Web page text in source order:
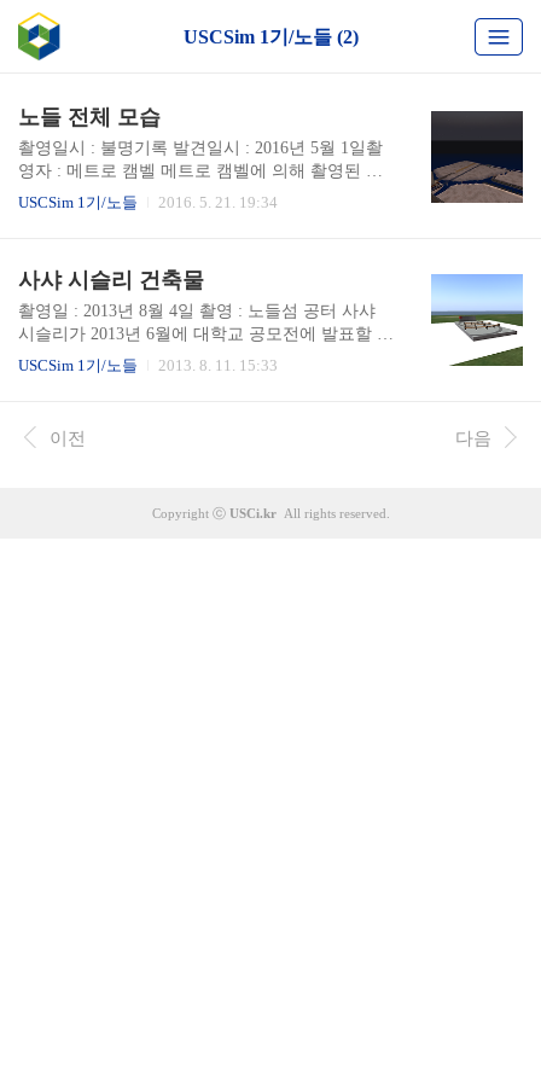
USCSim 1기/노들 (2)
노들 전체 모습
촬영일시 : 불명기록 발견일시 : 2016년 5월 1일촬
영자 : 메트로 캠벨 메트로 캠벨에 의해 촬영된 사
진이다.
USCSim 1기/노들 2016. 5. 21. 19:34
사샤 시슬리 건축물
촬영일 : 2013년 8월 4일 촬영 : 노들섬 공터 사샤
시슬리가 2013년 6월에 대학교 공모전에 발표할 자
료를 제작하기 위하여 노들섬 공터에 설치된 임시
한 공모전에 당선되었으나, 그 후에 상금 지급은 7
월 여름 정모때 별다른 이야기가 없었다고 한다.
USCSim 1기/노들 2013. 8. 11. 15:33
이전 다음
Copyright ⓒ USCi.krAll rights reserved.